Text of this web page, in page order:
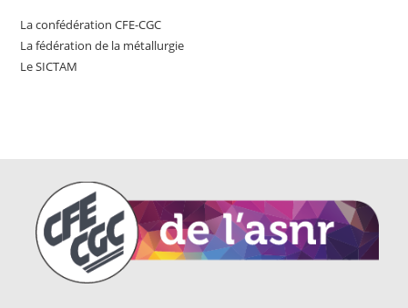
La confédération CFE-CGC
La fédération de la métallurgie
Le SICTAM